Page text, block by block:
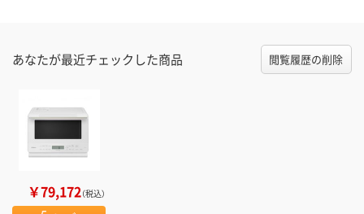
あなたが最近チェックした商品 閲覧履歴の削除
￥79,172（税込）